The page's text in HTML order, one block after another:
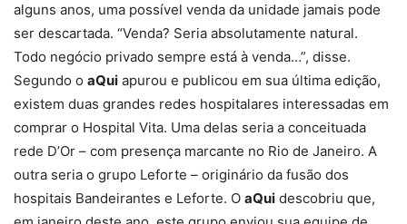
alguns anos, uma possível venda da unidade jamais pode
ser descartada. “Venda? Seria absolutamente natural.
Todo negócio privado sempre está à venda…”, disse.
Segundo o aQui apurou e publicou em sua última edição,
existem duas grandes redes hospitalares interessadas em
comprar o Hospital Vita. Uma delas seria a conceituada
rede D’Or – com presença marcante no Rio de Janeiro. A
outra seria o grupo Leforte – originário da fusão dos
hospitais Bandeirantes e Leforte. O aQui descobriu que,